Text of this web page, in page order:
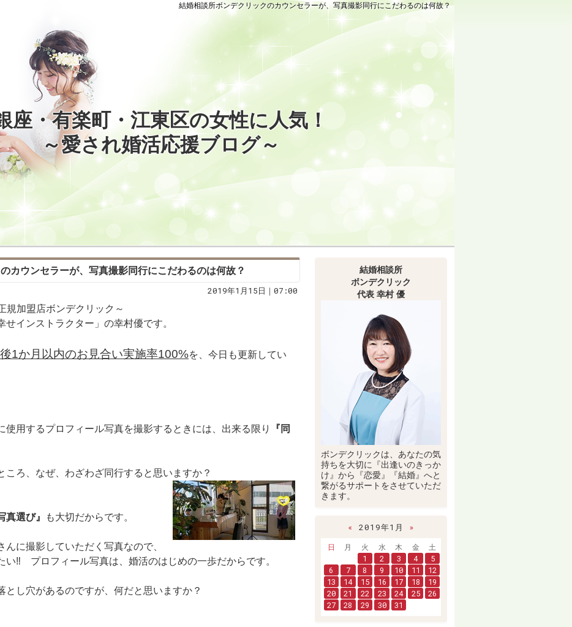
結婚相談所ボンデクリックのカウンセラーが、写真撮影同行にこだわるのは何故？
座・有楽町・江東区の女性に人気！
～愛され婚活応援ブログ～
カウンセラーが、写真撮影同行にこだわるのは何故？
2019年1月15日｜07:00
規加盟店ボンデクリック～
インストラクター」の幸村優です。
1か月以内のお見合い実施率100%を、今日も更新してい
使用するプロフィール写真を撮影するときには、出来る限り
『同
ころ、なぜ、わざわざ同行すると思いますか？
真選び』 も大切だからです。
に撮影していただく写真なので、
い‼ プロフィール写真は、婚活のはじめの一歩だからです。
とし穴があるのですが、何だと思いますか？
結婚相談所
ボンデクリック
代表 幸村 優
ボンデクリックは、あなたの気
持ちを大切に『出逢いのきっか
け』から『恋愛』『結婚』へと
繋がるサポートをさせていただ
きます。
« 2019年1月
»
日
月 火 水 木 金
土
1
2 3 4
5
6
7 8 9 10 11
12
13
14 15 16 17 18
19
20
21 22 23 24 25
26
27
28 29 30 31